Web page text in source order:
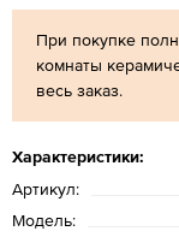
При покупке
комнаты
весь заказ.
Характеристики:
Артикул:
Модель: